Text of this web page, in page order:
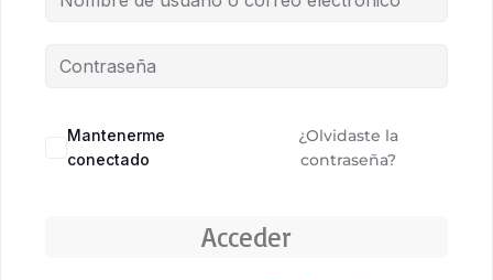
Mantenerme
conectado
¿Olvidaste la
contraseña?
Acceder